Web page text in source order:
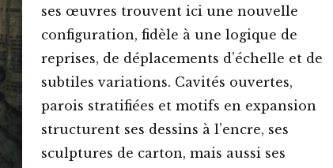
ses œuvres trouvent ici une nouvelle
configuration, fidèle à une logique de
reprises, de déplacements d’échelle et de
subtiles variations. Cavités ouvertes,
parois stratifiées et motifs en expansion
structurent ses dessins à l’encre, ses
sculptures de carton, mais aussi ses